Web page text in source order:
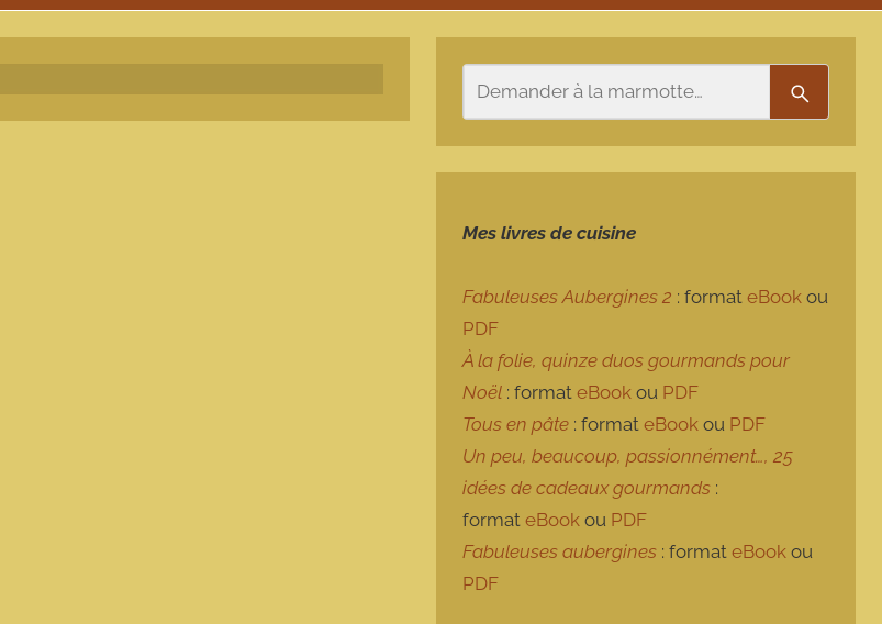
Mes livres de cuisine
Fabuleuses Aubergines 2 : formateBook ou
PDF
À la folie, quinze duos gourmands pour
Noël : formateBook ou PDF
Tous en pâte : formateBook ou PDF
Un peu, beaucoup, passionnément…, 25
idées de cadeaux gourmands :
formateBook ou PDF
Fabuleuses aubergines : formateBook ou
PDF